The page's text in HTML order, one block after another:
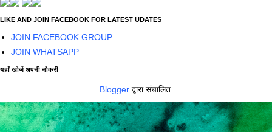
LIKE AND JOIN FACEBOOK FOR LATEST UDATES
JOIN FACEBOOK GROUP
JOIN WHATSAPP
यहाँ खोजें अपनी नौकरी
Bloggerद्वारा संचालित.